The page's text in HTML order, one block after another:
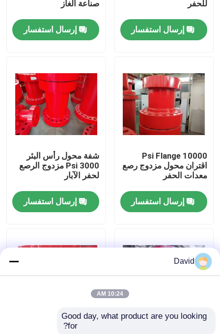
المنتجات
حول بنا
ضبط الجودة
اتصل بنا
جميع القضايا
للحفر
إرسال استفسار
صناعة الغاز
إرسال استفسار
10000 Psi Flange
اقتران محول مزدوج رصع
معدات الحفر
إرسال استفسار
شفة محول رأس البئر
3000 Psi مزدوج الرصع
لحفر الآبار
إرسال استفسار
David
10:24 AM
Good day, what product are you looking
for?